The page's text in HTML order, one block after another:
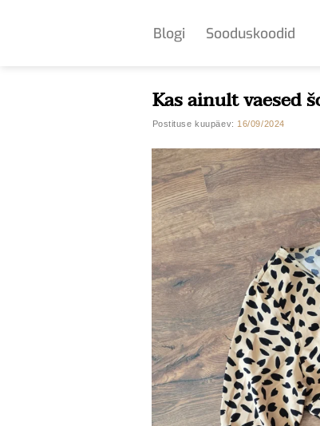
Blogi Sooduskoodid
Kas ainult vaesed
Postituse kuupäev: 16/09/2024